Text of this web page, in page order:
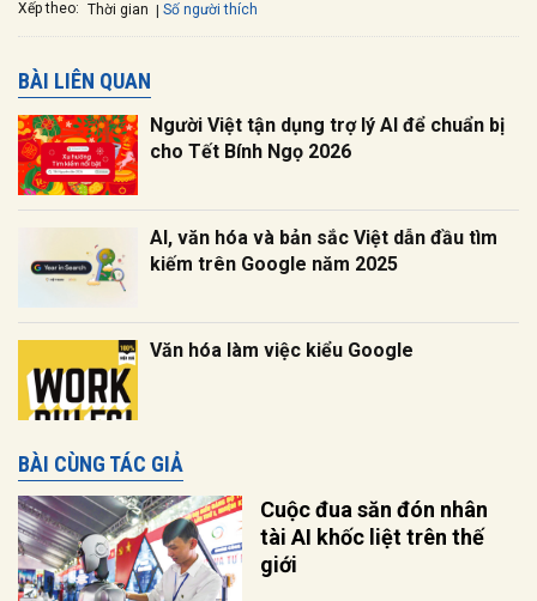
Xếp theo: Thời gian Số người thích
BÀI LIÊN QUAN
Người Việt tận dụng trợ lý AI để chuẩn bị
cho Tết Bính Ngọ 2026
AI, văn hóa và bản sắc Việt dẫn đầu tìm
kiếm trên Google năm 2025
Văn hóa làm việc kiểu Google
BÀI CÙNG TÁC GIẢ
Cuộc đua săn đón nhân
tài AI khốc liệt trên thế
giới